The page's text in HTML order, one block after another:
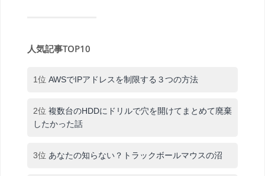
人気記事TOP10
1位 AWSでIPアドレスを制限する３つの方法
2位 複数台のHDDにドリルで穴を開けてまとめて廃棄
したかった話
3位 あなたの知らない？トラックボールマウスの沼